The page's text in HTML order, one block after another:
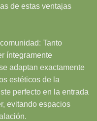
de estas ventajas
Tanto
íntegramente
adaptan exactamente
estéticos de la
perfecto en la entrada
evitando espacios